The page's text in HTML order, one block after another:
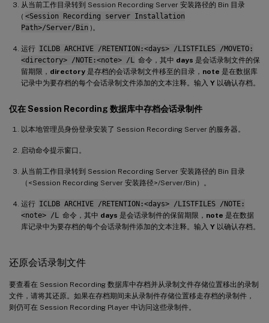
从当前工作目录转到 Session Recording Server 安装路径的 Bin 目录
( <Session Recording server Installation
Path>/Server/Bin )。
运行 ICLDB ARCHIVE /RETENTION:<days> /LISTFILES /MOVETO:
<directory> /NOTE:<note> /L
命令，其中 days 是会话录制文件的保
留期限， directory 是存档的会话录制文件移至的目录， note 是在数据库
记录中为要存档的每个会话录制文件添加的文本注释。输入 Y 以确认存档。
仅在 Session Recording 数据库中存档会话录制件
以本地管理员身份登录安装了 Session Recording Server 的服务器。
启动命令提示窗口。
从当前工作目录转到 Session Recording Server 安装路径的 Bin 目录
（<Session Recording Server 安装路径>/Server/Bin）。
运行 ICLDB ARCHIVE /RETENTION:<days> /LISTFILES /NOTE:
<note> /L
命令，其中 days 是会话录制件的保留期限， note 是在数据
库记录中为要存档的每个会话录制件添加的文本注释。输入 Y 以确认存档。
还原会话录制文件
要查看在 Session Recording 数据库中存档并从录制文件存储位置移出的录制
文件，请将其还原。如果在存档期间未从录制件存储位置移走存档的录制件，
则仍可在 Session Recording Player 中访问这些录制件。